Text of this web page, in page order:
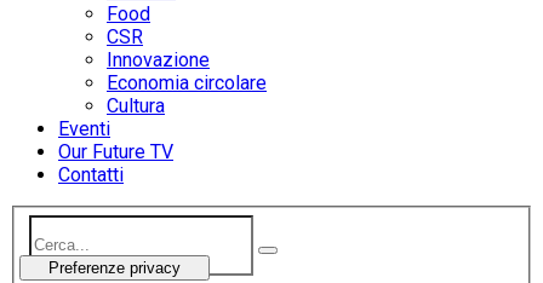
Food
CSR
Innovazione
Economia circolare
Cultura
Eventi
Our Future TV
Contatti